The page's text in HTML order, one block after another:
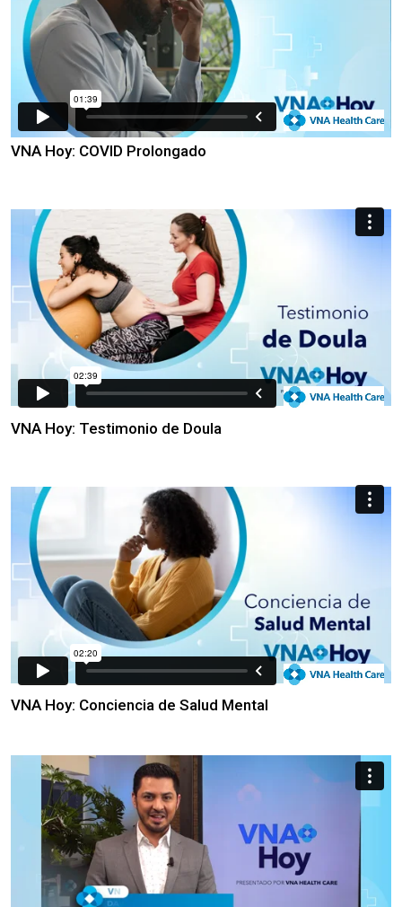
VNA Hoy: COVID Prolongado
VNA Hoy: Testimonio de Doula
VNA Hoy: Conciencia de Salud Mental